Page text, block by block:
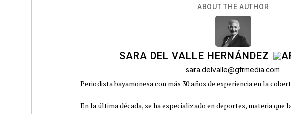
ABOUT THE AUTHOR
SARA DEL VALLE HERNÁNDEZ
sara.delvalle@gfrmedia.com
Periodista bayamonesa con más 30 años de experiencia en la
En la última década, se ha especializado en deportes, materia que